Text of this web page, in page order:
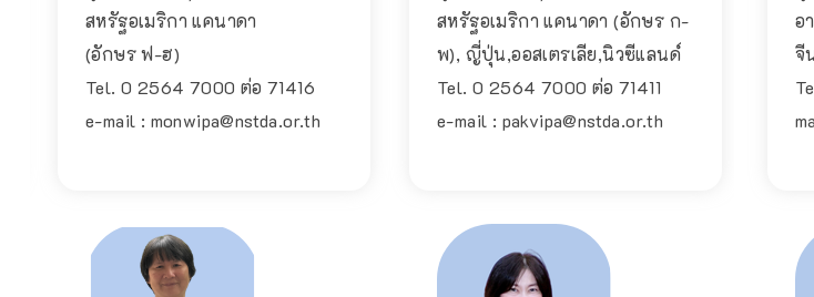
สหรัฐอเมริกา แคนาดา
(อักษร ฟ-ฮ)
Tel. 0 2564 7000 ต่อ 71416
e-mail : monwipa@nstda.or.th
สหรัฐอเมริกา แคนาดา (อักษร ก-
พ), ญี่ปุ่น,ออสเตรเลีย,นิวซีแลนด์
Tel. 0 2564 7000 ต่อ 71411
e-mail : pakvipa@nstda.or.th
อ
จี
อ
จี